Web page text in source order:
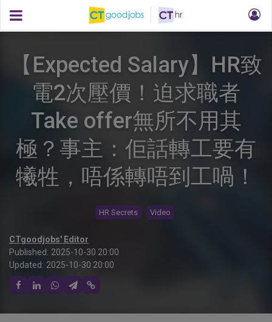
【Expected Salary】HR致
電2次壓價！迫求職者
Take offer無所不用其
極？事主：佢話轉工要有
犧牲，唔係轉唔到工喎！
HR Secrets Video
CTgoodjobs' Editor
Published: 2025-10-30 20:00
Updated: 2025-10-30 20:00